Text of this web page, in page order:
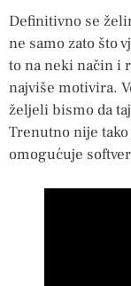
Definitivno se
ne samo zato što
to na neki način i
najviše motivira.
željeli bismo da
Trenutno nije
omogućuje